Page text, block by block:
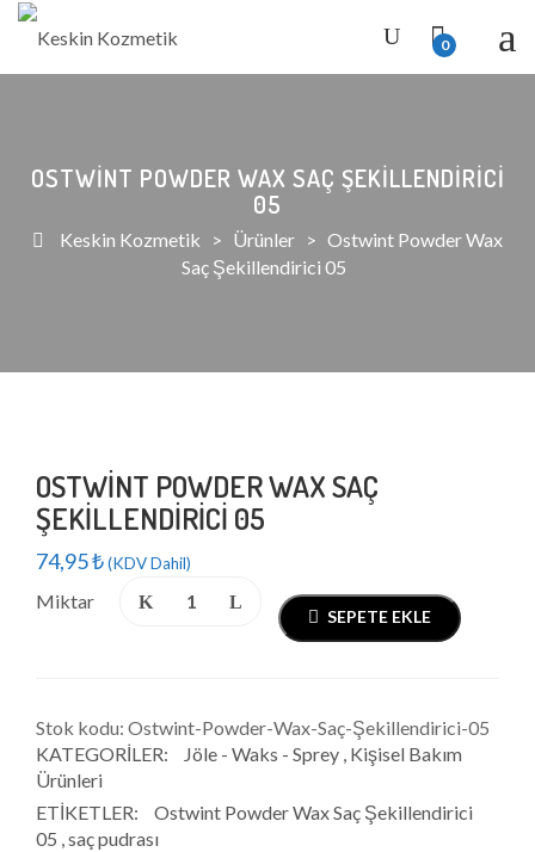
0
OSTWINT POWDER WAX SAÇ ŞEKILLENDIRICI
05
Keskin Kozmetik > Ürünler > Ostwint Powder Wax
Saç Şekillendirici 05
OSTWINT POWDER WAX SAÇ
ŞEKILLENDIRICI 05
74,95₺(KDV Dahil)
Miktar
SEPETE EKLE
Stok kodu: Ostwint-Powder-Wax-Saç-Şekillendirici-05
KATEGORILER:
Jöle - Waks - Sprey , Kişisel Bakım
Ürünleri
ETIKETLER:
Ostwint Powder Wax Saç Şekillendirici
05 ,saç pudrası